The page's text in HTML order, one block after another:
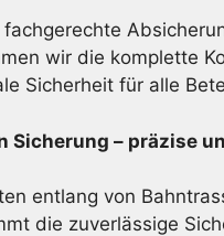
wir die komplette
Sicherheit für alle
Sicherung – präzise
entlang von
die zuverlässige